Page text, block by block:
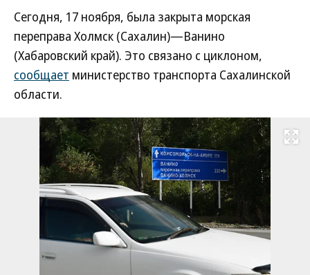
Сегодня, 17 ноября, была закрыта морская
переправа Холмск (Сахалин)—Ванино
(Хабаровский край). Это связано с циклоном,
сообщает министерство транспорта Сахалинской
области.
Развернуть